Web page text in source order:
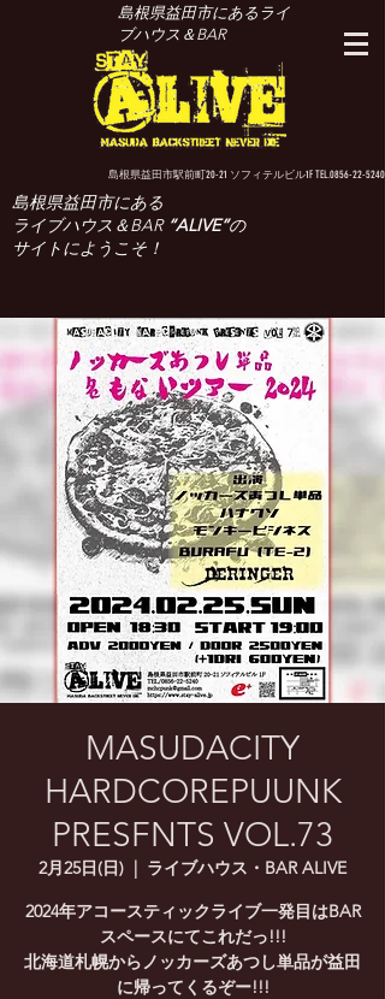
島根県益田市にあるライ
ブハウス＆BAR
島根県益田市駅前町20-21 ソフィテルビル1F TEL.0856-22-5240
島根県益田市にある
ライブハウス＆BAR “ALIVE”の
サイトにようこそ！
MASUDACITY
HARDCOREPUUNK
PRESFNTS VOL.73
2月25日(日)
  |
ライブハウス・BAR ALIVE
2024年アコースティックライブ一発目はBAR
スペースにてこれだっ!!!
北海道札幌からノッカーズあつし単品が益田
に帰ってくるぞー!!!